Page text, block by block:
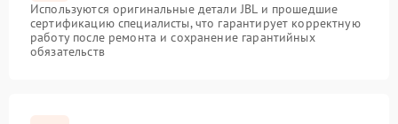
Используются оригинальные детали JBL и прошедшие
сертификацию специалисты, что гарантирует корректную
работу после ремонта и сохранение гарантийных
обязательств